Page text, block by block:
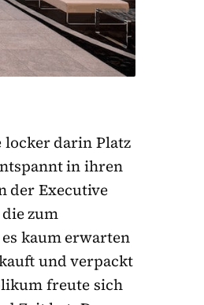
locker darin Platz
in ihren
der Executive
zum
kaum erwarten
und verpackt
freute sich